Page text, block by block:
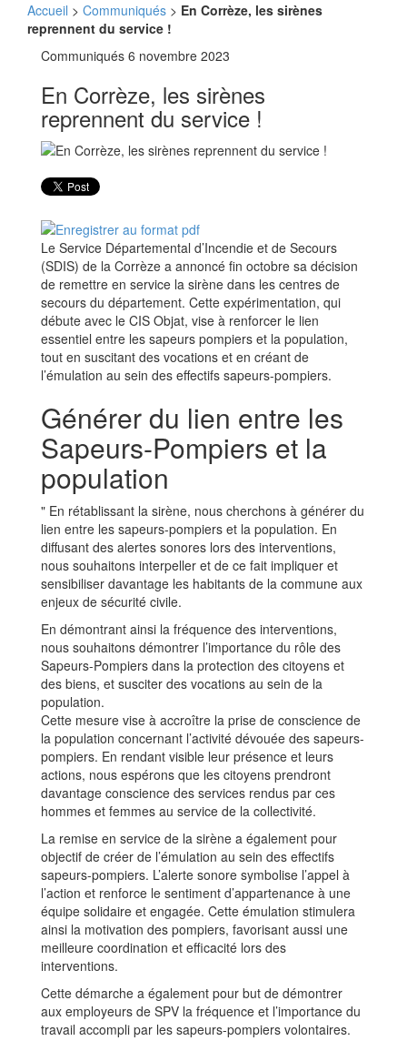
Accueil > Communiqués > En Corrèze, les sirènes
reprennent du service !
Communiqués 6 novembre 2023
En Corrèze, les sirènes
reprennent du service !
Le Service Départemental d’Incendie et de Secours
(SDIS) de la Corrèze a annoncé fin octobre sa décision
de remettre en service la sirène dans les centres de
secours du département. Cette expérimentation, qui
débute avec le CIS Objat, vise à renforcer le lien
essentiel entre les sapeurs pompiers et la population,
tout en suscitant des vocations et en créant de
l’émulation au sein des effectifs sapeurs-pompiers.
Générer du lien entre les
Sapeurs-Pompiers et la
population
" En rétablissant la sirène, nous cherchons à générer du
lien entre les sapeurs-pompiers et la population. En
diffusant des alertes sonores lors des interventions,
nous souhaitons interpeller et de ce fait impliquer et
sensibiliser davantage les habitants de la commune aux
enjeux de sécurité civile.
En démontrant ainsi la fréquence des interventions,
nous souhaitons démontrer l’importance du rôle des
Sapeurs-Pompiers dans la protection des citoyens et
des biens, et susciter des vocations au sein de la
population.
Cette mesure vise à accroître la prise de conscience de
la population concernant l’activité dévouée des sapeurs-
pompiers. En rendant visible leur présence et leurs
actions, nous espérons que les citoyens prendront
davantage conscience des services rendus par ces
hommes et femmes au service de la collectivité.
La remise en service de la sirène a également pour
objectif de créer de l’émulation au sein des effectifs
sapeurs-pompiers. L’alerte sonore symbolise l’appel à
l’action et renforce le sentiment d’appartenance à une
équipe solidaire et engagée. Cette émulation stimulera
ainsi la motivation des pompiers, favorisant aussi une
meilleure coordination et efficacité lors des
interventions.
Cette démarche a également pour but de démontrer
aux employeurs de SPV la fréquence et l’importance du
travail accompli par les sapeurs-pompiers volontaires.